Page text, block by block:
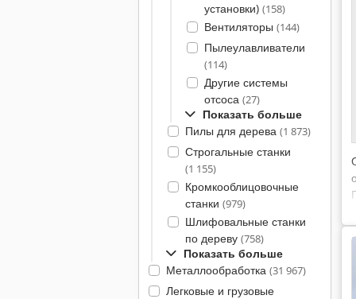
установки) (158)
Вентиляторы (144)
Пылеулавливатели
(114)
Другие системы
отсоса (27)
Показать больше
Пилы для дерева (1 873)
Строгальные станки
(1 155)
Кромкооблицовочные
станки (979)
Шлифовальные станки
по дереву (758)
Показать больше
Металлообработка (31 967)
Легковые и грузовые